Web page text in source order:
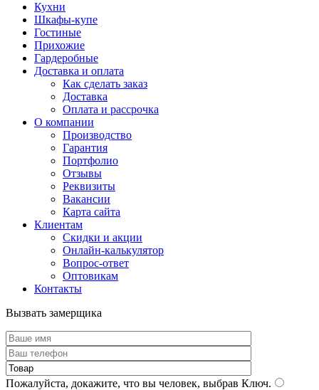
Кухни
Шкафы-купе
Гостиные
Прихожие
Гардеробные
Доставка и оплата
Как сделать заказ
Доставка
Оплата и рассрочка
О компании
Производство
Гарантия
Портфолио
Отзывы
Реквизиты
Вакансии
Карта сайта
Клиентам
Скидки и акции
Онлайн-калькулятор
Вопрос-ответ
Оптовикам
Контакты
Вызвать замерщика
Пожалуйста, докажите, что вы человек, выбрав Ключ.